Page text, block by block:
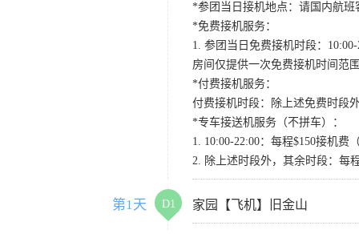
*参团当日接机地点：请国内航班
*免费接机服务：
1. 参团当日免费接机时段：
房间仅提供一次免费接机时间范
*付费接机服务：
付费接机时段：除上述免费时段
*专车接送机服务（不拼车）：
1. 10:00-22:00：每程$150接机
2. 除上述时段外，其余时段：每
第1天 D1 家园【飞机】旧金山